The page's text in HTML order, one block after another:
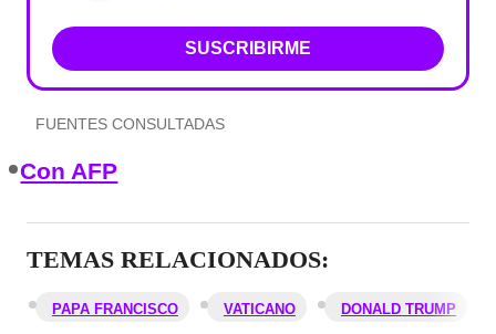
SUSCRIBIRME
FUENTES CONSULTADAS
Con AFP
TEMAS RELACIONADOS:
PAPA FRANCISCO VATICANO DONALD TRUMP